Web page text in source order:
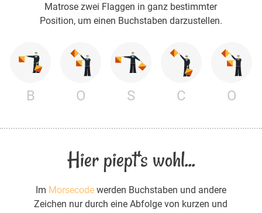
Matrose zwei Flaggen in ganz bestimmter
Position, um einen Buchstaben darzustellen.
B O S C O
Hier piept's wohl...
Im Morsecodewerden Buchstaben und andere
Zeichen nur durch eine Abfolge von kurzen und